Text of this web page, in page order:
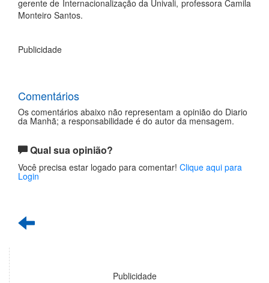
gerente de Internacionalização da Univali, professora Camila
Monteiro Santos.
Publicidade
Comentários
Os comentários abaixo não representam a opinião do Diario
da Manhã; a responsabilidade é do autor da mensagem.
Qual sua opinião?
Você precisa estar logado para comentar! Clique aqui para
Login
Publicidade